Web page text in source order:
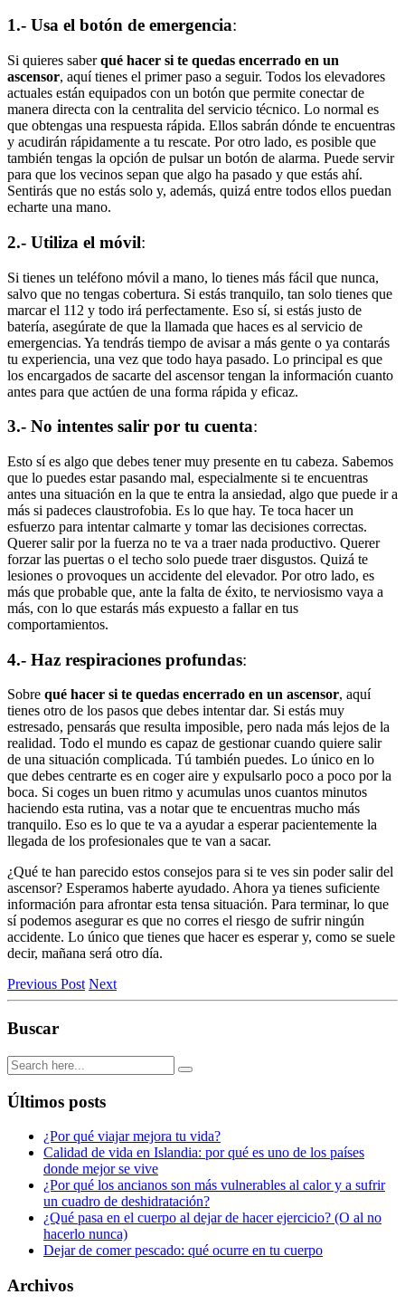
1.- Usa el botón de emergencia:
Si quieres saberqué hacer si te quedas encerrado en un
ascensor, aquí tienes el primer paso a seguir. Todos los elevadores
actuales están equipados con un botón que permite conectar de
manera directa con la centralita del servicio técnico. Lo normal es
que obtengas una respuesta rápida. Ellos sabrán dónde te encuentras
y acudirán rápidamente a tu rescate. Por otro lado, es posible que
también tengas la opción de pulsar un botón de alarma. Puede servir
para que los vecinos sepan que algo ha pasado y que estás ahí.
Sentirás que no estás solo y, además, quizá entre todos ellos puedan
echarte una mano.
2.- Utiliza el móvil:
Si tienes un teléfono móvil a mano, lo tienes más fácil que nunca,
salvo que no tengas cobertura. Si estás tranquilo, tan solo tienes que
marcar el 112 y todo irá perfectamente. Eso sí, si estás justo de
batería, asegúrate de que la llamada que haces es al servicio de
emergencias. Ya tendrás tiempo de avisar a más gente o ya contarás
tu experiencia, una vez que todo haya pasado. Lo principal es que
los encargados de sacarte del ascensor tengan la información cuanto
antes para que actúen de una forma rápida y eficaz.
3.- No intentes salir por tu cuenta:
Esto sí es algo que debes tener muy presente en tu cabeza. Sabemos
que lo puedes estar pasando mal, especialmente si te encuentras
antes una situación en la que te entra la ansiedad, algo que puede ir a
más si padeces claustrofobia. Es lo que hay. Te toca hacer un
esfuerzo para intentar calmarte y tomar las decisiones correctas.
Querer salir por la fuerza no te va a traer nada productivo. Querer
forzar las puertas o el techo solo puede traer disgustos. Quizá te
lesiones o provoques un accidente del elevador. Por otro lado, es
más que probable que, ante la falta de éxito, te nerviosismo vaya a
más, con lo que estarás más expuesto a fallar en tus
comportamientos.
4.- Haz respiraciones profundas:
Sobre qué hacer si te quedas encerrado en un ascensor, aquí
tienes otro de los pasos que debes intentar dar. Si estás muy
estresado, pensarás que resulta imposible, pero nada más lejos de la
realidad. Todo el mundo es capaz de gestionar cuando quiere salir
de una situación complicada. Tú también puedes. Lo único en lo
que debes centrarte es en coger aire y expulsarlo poco a poco por la
boca. Si coges un buen ritmo y acumulas unos cuantos minutos
haciendo esta rutina, vas a notar que te encuentras mucho más
tranquilo. Eso es lo que te va a ayudar a esperar pacientemente la
llegada de los profesionales que te van a sacar.
¿Qué te han parecido estos consejos para si te ves sin poder salir del
ascensor? Esperamos haberte ayudado. Ahora ya tienes suficiente
información para afrontar esta tensa situación. Para terminar, lo que
sí podemos asegurar es que no corres el riesgo de sufrir ningún
accidente. Lo único que tienes que hacer es esperar y, como se suele
decir, mañana será otro día.
Previous Post Next
Buscar
Últimos posts
¿Por qué viajar mejora tu vida?
Calidad de vida en Islandia: por qué es uno de los países
donde mejor se vive
¿Por qué los ancianos son más vulnerables al calor y a sufrir
un cuadro de deshidratación?
¿Qué pasa en el cuerpo al dejar de hacer ejercicio? (O al no
hacerlo nunca)
Dejar de comer pescado: qué ocurre en tu cuerpo
Archivos